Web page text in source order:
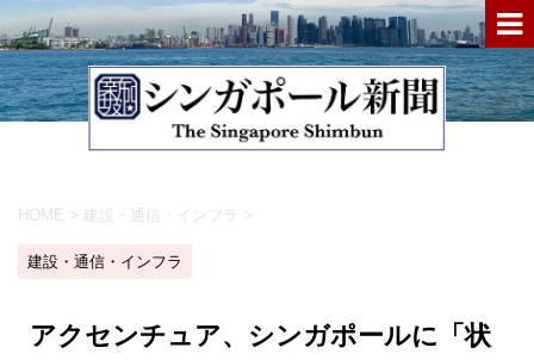
HOME > 建設・通信・インフラ >
建設・通信・インフラ
アクセンチュア、シンガポールに「状